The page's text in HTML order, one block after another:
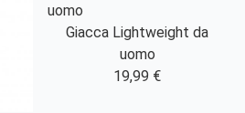
Giacca Lightweight da
uomo
19,99 €